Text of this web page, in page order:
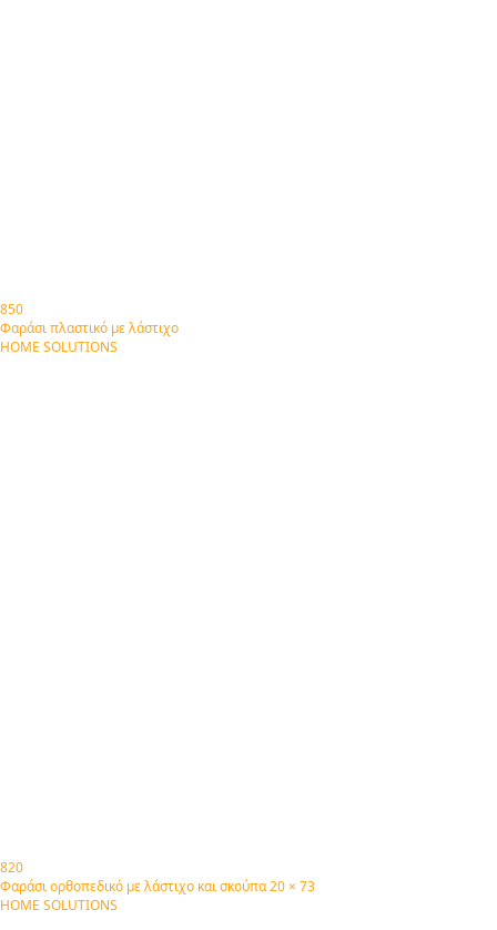
850
Φαράσι πλαστικό με λάστιχο
HOME SOLUTIONS
820
Φαράσι ορθοπεδικό με λάστιχο και σκούπα 20 × 73
HOME SOLUTIONS